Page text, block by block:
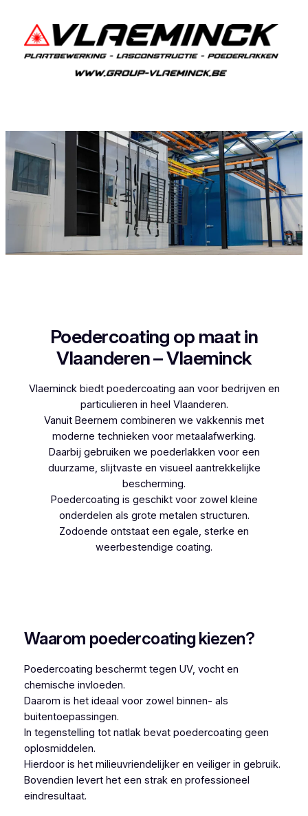
Poedercoating op maat in
Vlaanderen – Vlaeminck
Vlaeminck biedt poedercoating aan voor bedrijven en
particulieren in heel Vlaanderen.
Vanuit Beernem combineren we vakkennis met
moderne technieken voor metaalafwerking.
Daarbij gebruiken we poederlakken voor een
duurzame, slijtvaste en visueel aantrekkelijke
bescherming.
Poedercoating is geschikt voor zowel kleine
onderdelen als grote metalen structuren.
Zodoende ontstaat een egale, sterke en
weerbestendige coating.
Waarom poedercoating kiezen?
Poedercoating beschermt tegen UV, vocht en
chemische invloeden.
Daarom is het ideaal voor zowel binnen- als
buitentoepassingen.
In tegenstelling tot natlak bevat poedercoating geen
oplosmiddelen.
Hierdoor is het milieuvriendelijker en veiliger in gebruik.
Bovendien levert het een strak en professioneel
eindresultaat.